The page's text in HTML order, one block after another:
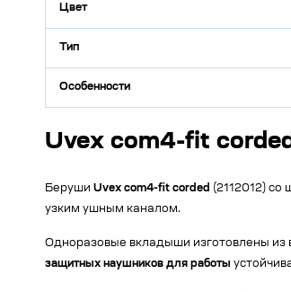
Цвет
Тип
Особенности
Uvex com4-fit
Беруши Uvex com4-fit corded (2112012)
узким ушным каналом.
Одноразовые вкладыши изготовлены из
защитных наушников для работы